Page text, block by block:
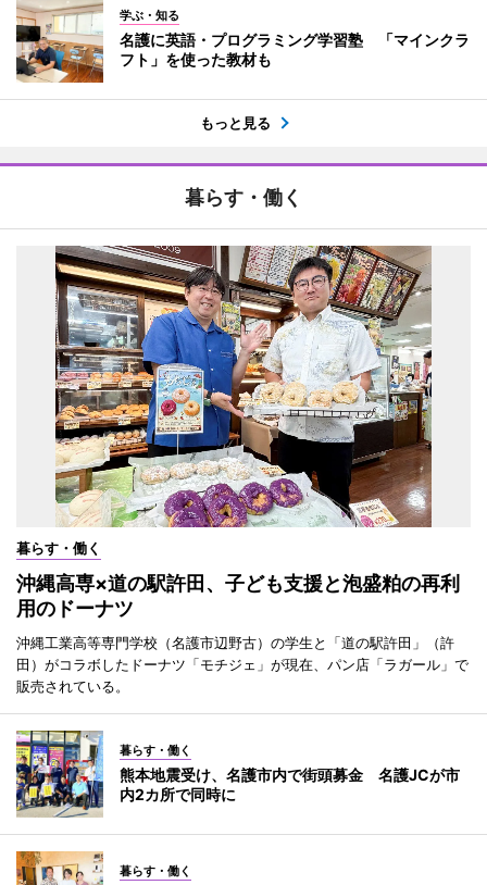
学ぶ・知る
名護に英語・プログラミング学習塾 「マインクラ
フト」を使った教材も
もっと見る
暮らす・働く
暮らす・働く
沖縄高専×道の駅許田、子ども支援と泡盛粕の再利
用のドーナツ
沖縄工業高等専門学校（名護市辺野古）の学生と「道の駅許田」（許
田）がコラボしたドーナツ「モチジェ」が現在、パン店「ラガール」で
販売されている。
暮らす・働く
熊本地震受け、名護市内で街頭募金 名護JCが市
内2カ所で同時に
暮らす・働く